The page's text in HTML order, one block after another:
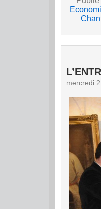
mercredi